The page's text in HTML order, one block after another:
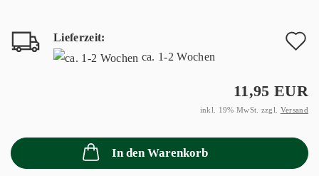
Lieferzeit:
ca. 1-2 Wochen
11,95 EUR
inkl. 19% MwSt. zzgl. Versand
In den Warenkorb